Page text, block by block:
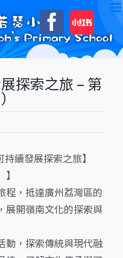
自
訂
探索之旅 – 第
持續發展探索之旅】
程，抵達廣州荔灣區的
開嶺南文化的探索與
動，探索傳統與現代融